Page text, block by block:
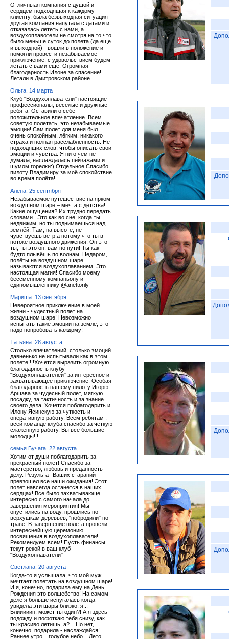
Отличныая компания с душой и
сердцем подходящая к каждому
клиенту, была безвыходная ситуация -
другая компания напутала с датами и
отказалась лететь с нами, а
воздухоплавотели не смотря на то что
было меньше суток до полета (да еще
и выходной) - вошли в положение и
помогли провести незабываемое
приключение, с удовольствием будем
летать с вами еще. Огромная
благодарность Илоне за спасение!
Летали в Дмитровском районе
Ольга. 14 марта
Клуб "Воздухоплаватели" настоящие
профессионалы, весёлые и дружные
ребята! Оставили о себе
положительное впечатление. Всем
советую полетать, это незабываемые
эмоции! Сам полет для меня был
очень спокойным, лёгким, никакого
страха и полная расслабленность. Нет
подходящих слов, чтобы описать свои
эмоции и чувства. Я ни о чем не
думала, наслаждалась пейзажами и
шумом горелки:) Отдельное Спасибо
пилоту Владимиру за моё спокойствие
во время полёта!
Алена. 25 сентября
Незабываемое путешествие на ярком
воздушном шаре – мечта с детства!
Какие ощущения? Их трудно передать
словами...Это как во сне, когда ты
недвижим, но ты поднимаешься над
землёй. Там, на высоте, не
чувствуешь ветр,а потому что ты в
потоке воздушного движения. Он это
ты, ты это он, вам по пути! Ты как
будто плывёшь по волнам. Недаром,
полёты на воздушном шаре
называются воздухоплаванием. Это
настоящая магия! Спасибо моему
бессменному компаньону и
единомышленнику @anettorily
Мариша. 13 сентября
Невероятное приключение в моей
жизни - чудестный полет на
воздушном шаре! Невозможно
испытать такие эмоции на земле, это
надо попробовать каждому!
Татьяна. 28 августа
Столько впечатлений, столько эмоций
давненько не испытывали как в этом
полете!!!!Хочется выразить огромную
благодарность клубу
"Воздухоплавателей" за интересное и
захватывающее приключение. Особая
благодарность нашему пилоту Игорю
Аршава за чудесный полет, мягкую
посадку, за тактичность и за знание
своего дела. Хочется поблагодарить и
Илону Ясинскую за чуткость и
оперативную работу. Всем ребятам ,
всей команде клуба спасибо за четкую
слаженную работу. Вы все большие
молодцы!!!
семья Бучага. 22 августа
Хотим от души поблагодарить за
прекрасный полет! Спасибо за
мастерство, любовь и преданность
делу. Результат Ваших стараний
превзошел все наши ожидания! Этот
полет навсегда останется в наших
сердцах! Все было захватывающе
интересно с самого начала до
завершения мероприятия! Мы
опустились на воду, прошлись по
верхушкам деревьев, "побродили" по
траве! В завершение полета провели
интереснейшую церемонию
посвящения в воздухоплаватели!
Рекомендуем всем! Пусть финансы
текут рекой в ваш клуб
"Воздухоплаватели"
Светлана. 20 августа
Когда-то я услышала, что мой муж
мечтает полетать на воздушном шаре!
И я, конечно, подарила ему на День
Рождения это волшебство! На самом
деле я больше испугалась когда
увидела эти шары близко, я...
Блииииин, может ты один?! А я здесь
подожду и пофоткаю тебя снизу, как
ты красиво летишь, а?... Но нет,
конечно, подарила - наслаждайся!
Раннее утро... голубое небо... Лето...